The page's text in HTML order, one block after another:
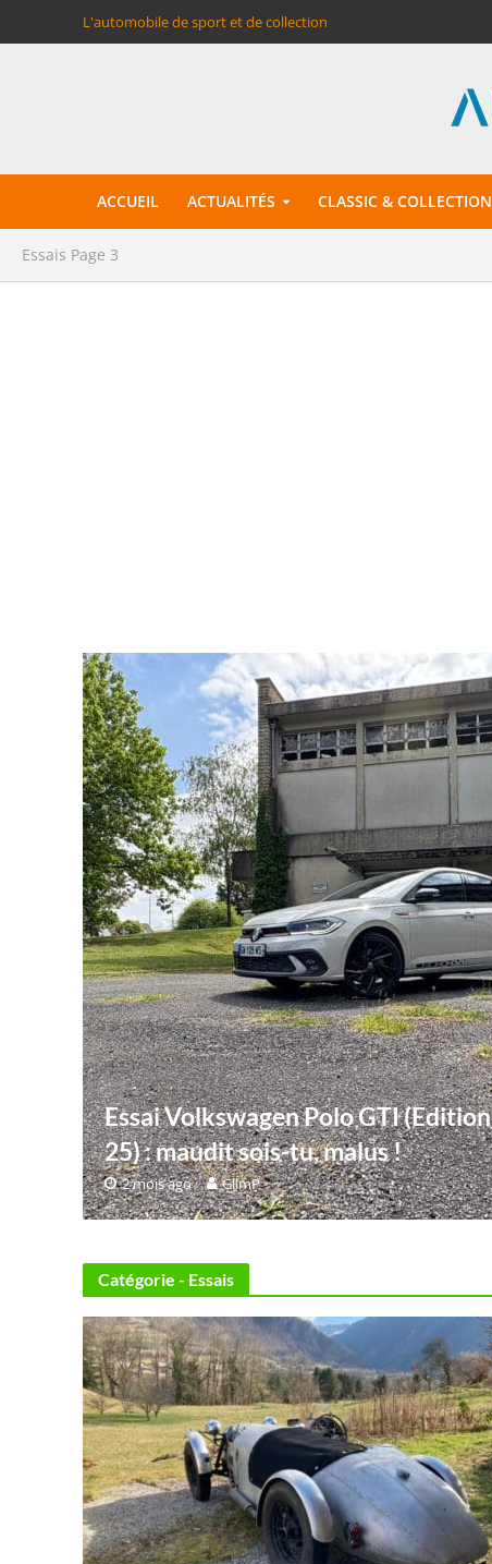
L'automobile de sport et de collection
ACCUEIL ACTUALITÉS CLASSIC & COLLECTION
Essais Page 3
Essai Volkswagen Polo GTI (Edition
25) : maudit sois-tu, malus !
2 mois ago GllmP
Catégorie - Essais